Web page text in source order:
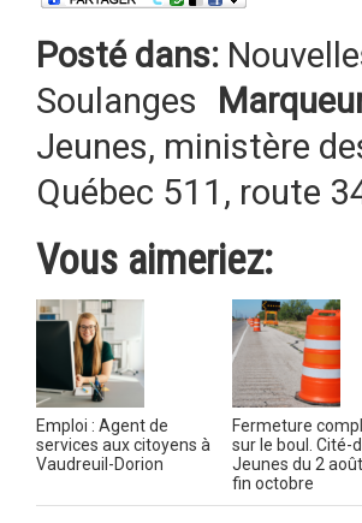
Posté dans:
Soulanges
Jeunes, ministère
Québec 511 , route
Vous aimeriez:
Emploi : Agent de
services aux citoyens à
Vaudreuil-Dorion
Fermeture
sur le boul. Cité-
Jeunes du 2
fin octobre